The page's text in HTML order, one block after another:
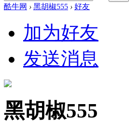
酷牛网 › 黑胡椒555 › 好友
加为好友
发送消息
黑胡椒555